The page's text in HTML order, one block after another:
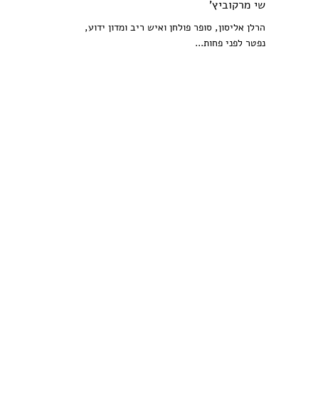
שי מרקוביץ'
הרלן אליסון, סופר פולחן ואיש ריב ומדון ידוע,
נפטר לפני פחות...